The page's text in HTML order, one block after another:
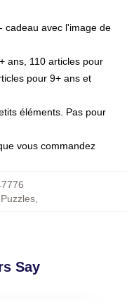
cadeau avec l'image de
ans, 110 articles pour
pour 9+ ans et
éléments. Pas pour
vous commandez
Say